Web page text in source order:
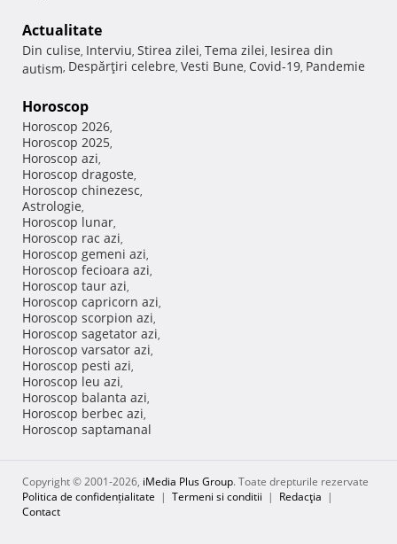
Actualitate
Din culise, Interviu, Stirea zilei, Tema zilei, Iesirea din
autism, Despărţiri celebre, Vesti Bune, Covid-19, Pandemie
Horoscop
Horoscop 2026,
Horoscop 2025,
Horoscop azi,
Horoscop dragoste,
Horoscop chinezesc,
Astrologie,
Horoscop lunar,
Horoscop rac azi,
Horoscop gemeni azi,
Horoscop fecioara azi,
Horoscop taur azi,
Horoscop capricorn azi,
Horoscop scorpion azi,
Horoscop sagetator azi,
Horoscop varsator azi,
Horoscop pesti azi,
Horoscop leu azi,
Horoscop balanta azi,
Horoscop berbec azi,
Horoscop saptamanal
Copyright © 2001-2026, iMedia Plus Group. Toate drepturile rezervate
Politica de confidențialitate | Termeni si conditii | Redacţia |
Contact